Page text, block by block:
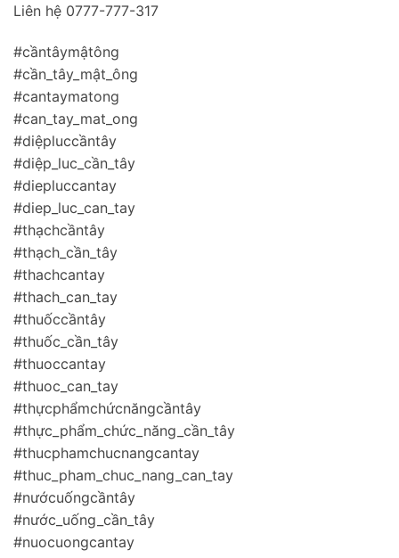
Liên hệ 0777-777-317
#cầntâymậtông
#cần_tây_mật_ông
#cantaymatong
#can_tay_mat_ong
#diệpluccầntây
#diệp_luc_cần_tây
#diepluccantay
#diep_luc_can_tay
#thạchcầntây
#thạch_cần_tây
#thachcantay
#thach_can_tay
#thuốccầntây
#thuốc_cần_tây
#thuoccantay
#thuoc_can_tay
#thựcphẩmchứcnăngcầntây
#thực_phẩm_chức_năng_cần_tây
#thucphamchucnangcantay
#thuc_pham_chuc_nang_can_tay
#nướcuốngcầntây
#nước_uống_cần_tây
#nuocuongcantay